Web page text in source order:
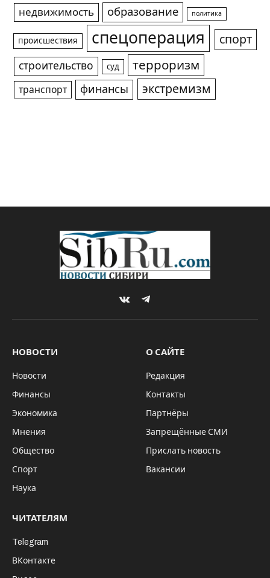
недвижимость
образование политика
происшествия спецоперация спорт
строительство суд терроризм
транспорт финансы экстремизм
VKontakteTelegram
НОВОСТИ
Новости
Финансы
Экономика
Мнения
Общество
Спорт
Наука
О САЙТЕ
Редакция
Контакты
Партнёры
Запрещённые СМИ
Прислать новость
Вакансии
ЧИТАТЕЛЯМ
Telegram
ВКонтакте